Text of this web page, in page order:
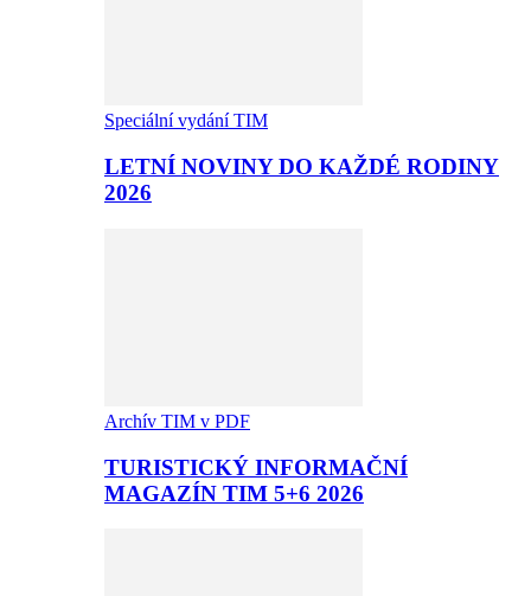
Speciální vydání TIM
LETNÍ NOVINY DO KAŽDÉ RODINY
2026
Archív TIM v PDF
TURISTICKÝ INFORMAČNÍ
MAGAZÍN TIM 5+6 2026